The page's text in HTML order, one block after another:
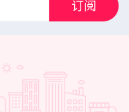
订阅